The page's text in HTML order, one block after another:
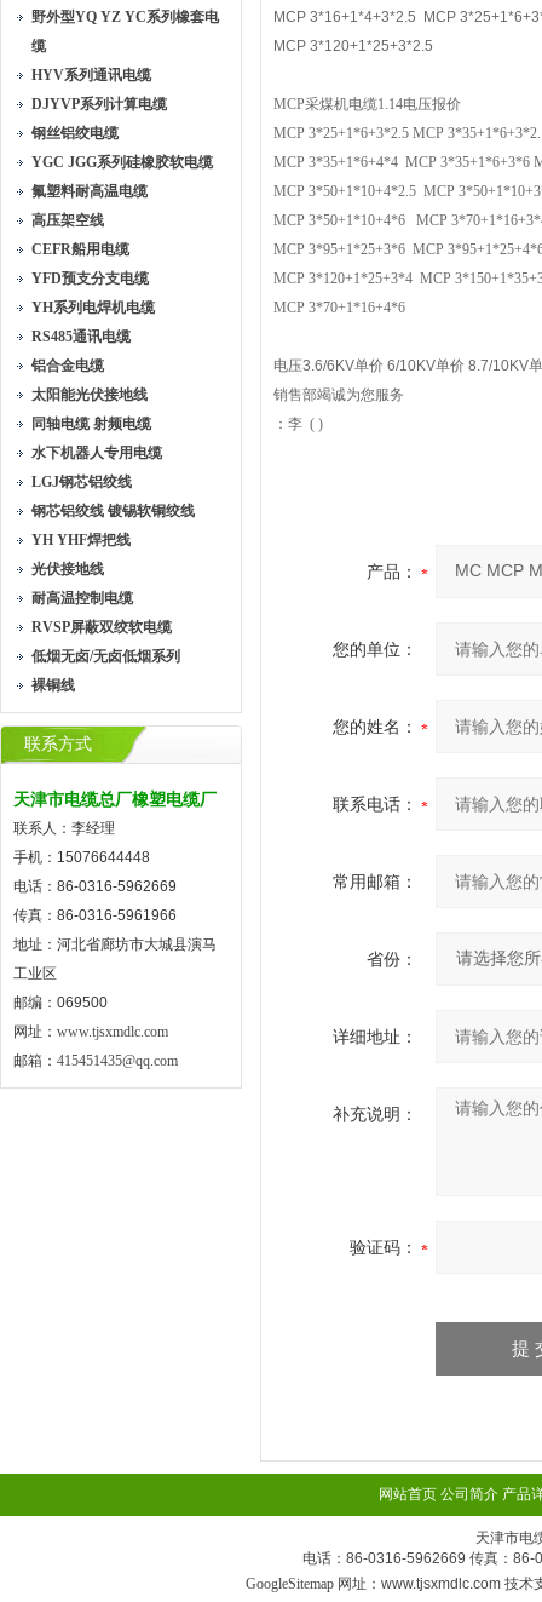
野外型YQ YZ YC系列橡套电
缆
HYV系列通讯电缆
DJYVP系列计算电缆
钢丝铝绞电缆
YGC JGG系列硅橡胶软电缆
氟塑料耐高温电缆
高压架空线
CEFR船用电缆
YFD预支分支电缆
YH系列电焊机电缆
RS485通讯电缆
铝合金电缆
太阳能光伏接地线
同轴电缆 射频电缆
水下机器人专用电缆
LGJ钢芯铝绞线
钢芯铝绞线 镀锡软铜绞线
YH YHF焊把线
光伏接地线
耐高温控制电缆
RVSP屏蔽双绞软电缆
低烟无卤/无卤低烟系列
裸铜线
联系方式
天津市电缆总厂橡塑电缆厂
联系人：李经理
手机：15076644448
电话：86-0316-5962669
传真：86-0316-5961966
地址：河北省廊坊市大城县演马
工业区
邮编：069500
网址： www.tjsxmdlc.com
邮箱： 415451435@qq.com
MCP 3*16+1*4+3*2.5 MCP
MCP 3*120+1*25+3*2.5
MCP采煤机电缆1.14电压报价
MCP 3*25+1*6+3*2.5 MCP
MCP 3*35+1*6+4*4 MCP 3*35+1*6+3*6
MCP 3*50+1*10+4*2.5 MCP
MCP 3*50+1*10+4*6 MCP
MCP 3*95+1*25+3*6 MCP
MCP 3*120+1*25+3*4 MCP
MCP 3*70+1*16+4*6
电压3.6/6KV单价 6/10KV单价 8.7/10KV
销售部竭诚为您服务
：李 ( )
产品：
您的单位：
您的姓名：
联系电话：
常用邮箱：
省份：
详细地址：
补充说明：
验证码：
网站首页 公司简介 产品
天津市电
电话：86-0316-5962669 传真：86-
GoogleSitemap网址：www.tjsxmdlc.com 技术